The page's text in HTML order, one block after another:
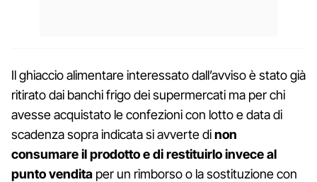
Il ghiaccio alimentare interessato dall’avviso è stato già
ritirato dai banchi frigo dei supermercati ma per chi
avesse acquistato le confezioni con lotto e data di
scadenza sopra indicata si avverte dinon
consumare il prodotto e di restituirlo invece al
punto vendita per un rimborso o la sostituzione con